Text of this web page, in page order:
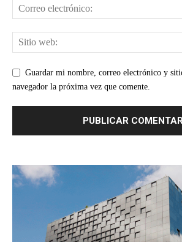
Guardar mi nombre, correo electrónico y
navegador la próxima vez que comente.